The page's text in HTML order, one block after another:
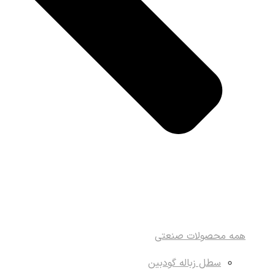
همه محصولات صنعتی
سطل زباله گودبین